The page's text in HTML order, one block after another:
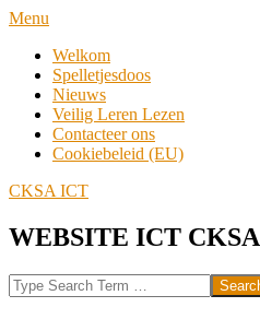
Skip
content
Navigation
Menu
Welkom
Spelletjesdoos
Nieuws
Veilig Leren Lezen
Contacteer ons
Cookiebeleid (EU)
CKSA ICT
WEBSITE ICT CKSA
Search